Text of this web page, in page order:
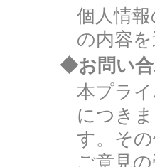
個人情
の内容
◆お問い
本プラ
につき
す。そ
ご意見